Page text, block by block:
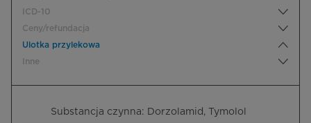
ICD-10
Ceny/refundacja
Ulotka przylekowa
Inne
Substancja czynna: Dorzolamid, Tymolol